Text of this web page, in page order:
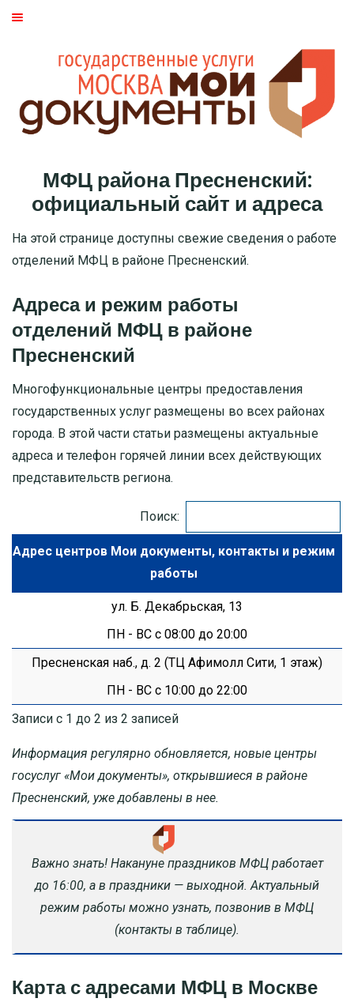
МФЦ района Пресненский:
официальный сайт и адреса
На этой странице доступны свежие сведения о работе
отделений МФЦ в районе Пресненский.
Адреса и режим работы
отделений МФЦ в районе
Пресненский
Многофункциональные центры предоставления
государственных услуг размещены во всех районах
города. В этой части статьи размещены актуальные
адреса и телефон горячей линии всех действующих
представительств региона.
Поиск:
Адрес центров Мои документы
ул. Б. Декабрьская, 13
ПН - ВС с 08:00 до 20:00
Пресненская наб., д. 2 (ТЦ Афимолл Сити, 1 этаж)
ПН - ВС с 10:00 до 22:00
Записи с 1 до 2 из 2 записей
Информация регулярно обновляется, новые центры
госуслуг «Мои документы», открывшиеся в районе
Пресненский, уже добавлены в нее.
Важно знать! Накануне праздников МФЦ работает
до 16:00, а в праздники — выходной. Актуальный
режим работы можно узнать, позвонив в МФЦ
(контакты в таблице).
Карта с адресами МФЦ в Москве
СТАТЬИ
БАСМАННЫЙ РАЙОН
МОЖАЙСКИЙ
ЦАО
САО
МОСКОВСКАЯ ОБЛАСТЬ
ПУШКИНО
ДМИТРОВ